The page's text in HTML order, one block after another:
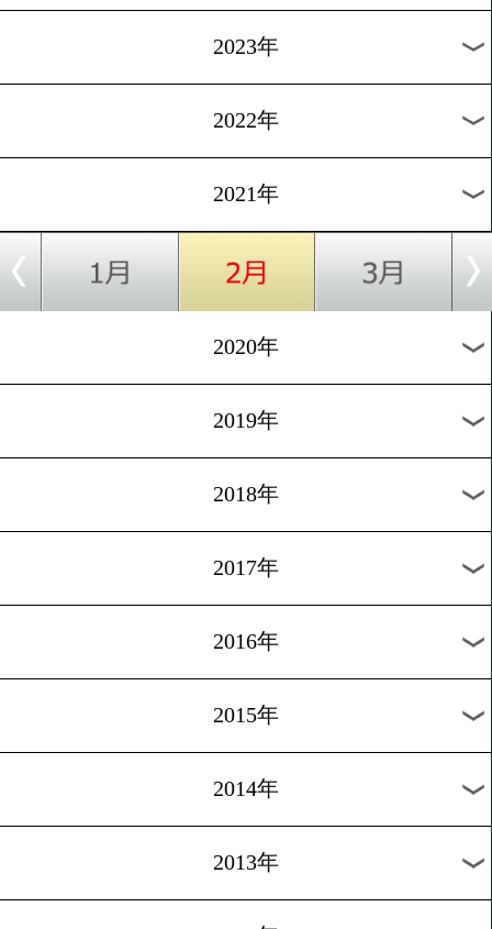
井岡一翔vs田中恒成!! 衝撃
1
過去のニュース
2025年
2024年
2022年